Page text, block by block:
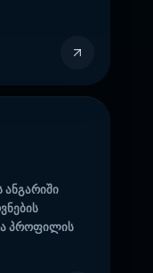
პროფილის